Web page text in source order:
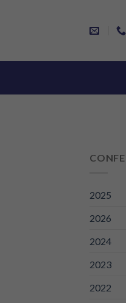
2025
2026
2024
2023
2022